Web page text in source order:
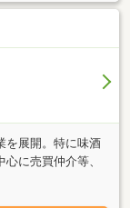
を展開。特に味酒
に売買仲介等、
ませんがひとつ